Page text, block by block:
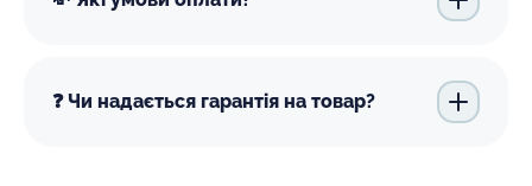
❓ Чи надається гарантія на товар?